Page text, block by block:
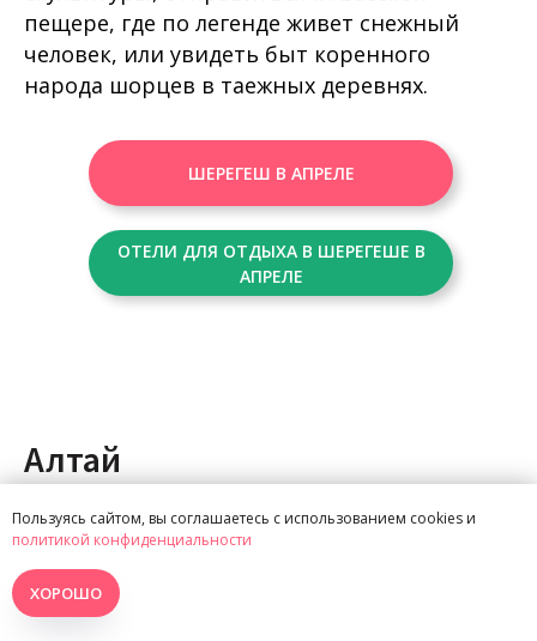
пещере, где по легенде живет снежный
человек, или увидеть быт коренного
народа шорцев в таежных деревнях.
ШЕРЕГЕШ В АПРЕЛЕ
ОТЕЛИ ДЛЯ ОТДЫХА В ШЕРЕГЕШЕ В
АПРЕЛЕ
Алтай
Горы Алтая в апреле весной — территория
контрастов. В долинах
Пользуясь сайтом, вы соглашаетесь с использованием cookies и
политикой конфиденциальности
ХОРОШО